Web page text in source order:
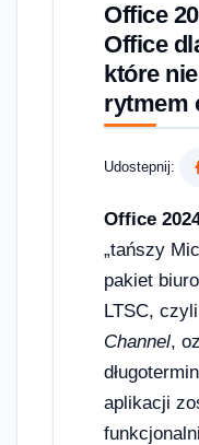
Office
Office
które
rytmem
Udostepnij:
Office
„tańszy
pakiet
LTSC, czyli
Channel,
aplikacji